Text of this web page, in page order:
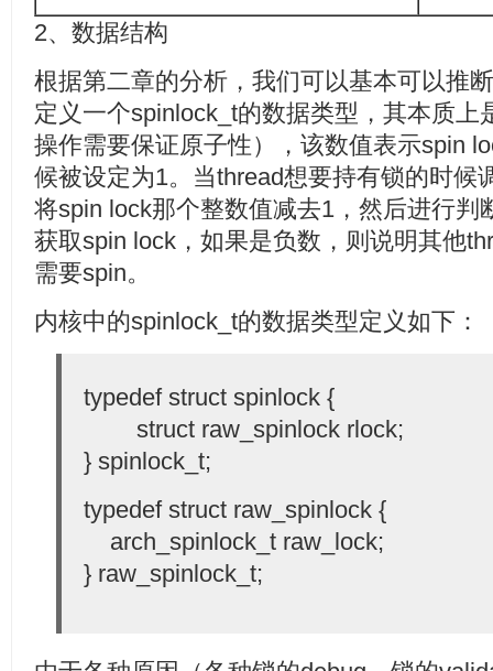
2、数据结构
根据第二章的分析，我们可以基本可以推
定义一个spinlock_t的数据类型，其本质上
操作需要保证原子性），该数值表示spin
候被设定为1。当thread想要持有锁的时候
将spin lock那个整数值减去1，然后进行判
获取spin lock，如果是负数，则说明其他
需要spin。
内核中的spinlock_t的数据类型定义如下：
typedef struct spinlock {
struct raw_spinlock rlock;
} spinlock_t;
typedef struct raw_spinlock {
arch_spinlock_t raw_lock;
} raw_spinlock_t;